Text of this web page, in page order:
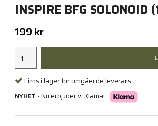
INSPIRE BFG SOLONOID
199 kr
Finns i lager för omgående leverans
NYHET - Nu erbjuder vi Klarna!